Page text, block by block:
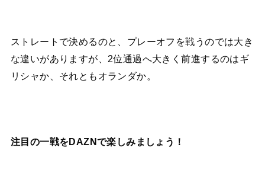
ストレートで決めるのと、プレーオフを戦うのでは大き
な違いがありますが、2位通過へ大きく前進するのはギ
リシャか、それともオランダか。
注目の一戦をDAZNで楽しみましょう！